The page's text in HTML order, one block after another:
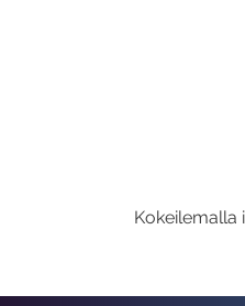
Kokeilemalla